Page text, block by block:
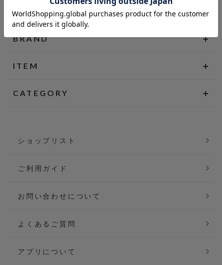
BRAND
ITEM
CATEGORY
ショップリスト
ご利用ガイド
お問い合わせについて
よくあるご質問
アプリについて